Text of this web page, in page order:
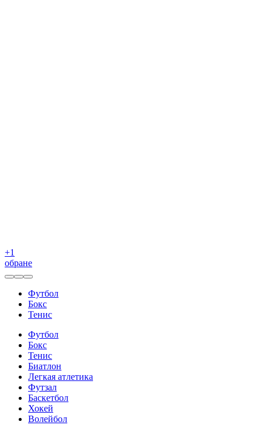
+1
обране
Футбол
Бокс
Тенис
Футбол
Бокс
Тенис
Биатлон
Легкая атлетика
Футзал
Баскетбол
Хокей
Волейбол